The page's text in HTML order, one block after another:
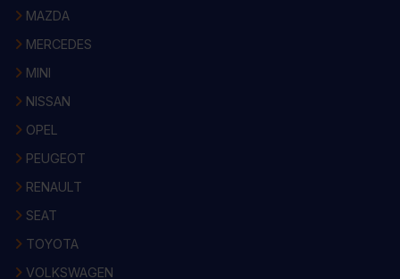
MAZDA
MERCEDES
MINI
NISSAN
OPEL
PEUGEOT
RENAULT
SEAT
TOYOTA
VOLKSWAGEN